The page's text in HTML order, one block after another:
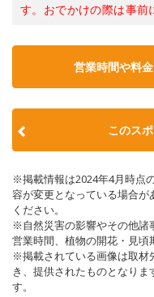
す。おでかけの際は事前
営業時間や料
このス
※掲載情報は2024年4月時点
容が変更となっている場合
ください。
※自然災害の影響やその他諸
営業時間、植物の開花・見頃
※掲載されている画像は取材
き、提供されたものとなり
す。